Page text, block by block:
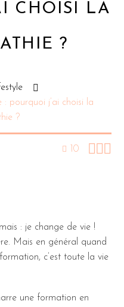
CHOISI LA
?
: pourquoi j’ai choisi la
?
10 
: je change de vie !
Mais en général quand
c’est toute la vie
une formation en